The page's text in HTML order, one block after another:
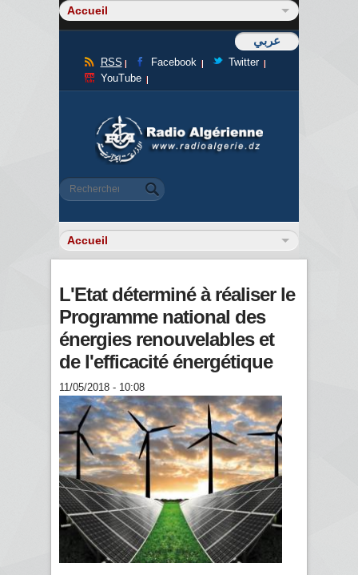
عربي
RSS Facebook
Twitter
YouTube
Formulaire de recherche
Rechercher
L'Etat déterminé à réaliser le
Programme national des
énergies renouvelables et
de l'efficacité énergétique
11/05/2018 - 10:08